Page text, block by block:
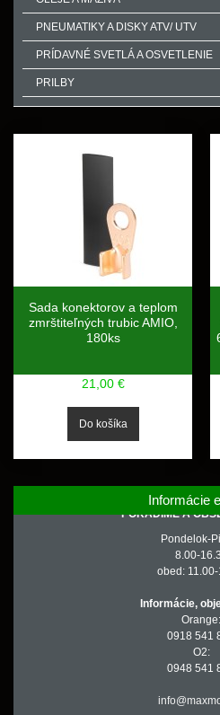
PNEUMATIKY A DISKY ATV/ UTV
PRÍDAVNÉ SVETLÁ A OSVETLENIE
PRILBY
Sada konektorov a teplom
zmrštiteľných trubic AMIO,
180ks
21,00 €
Informácie
PORADÍME A
Pondelok-
8.00-
obed:
Informácie,
Orange:
0918 541
O2:
0948 541